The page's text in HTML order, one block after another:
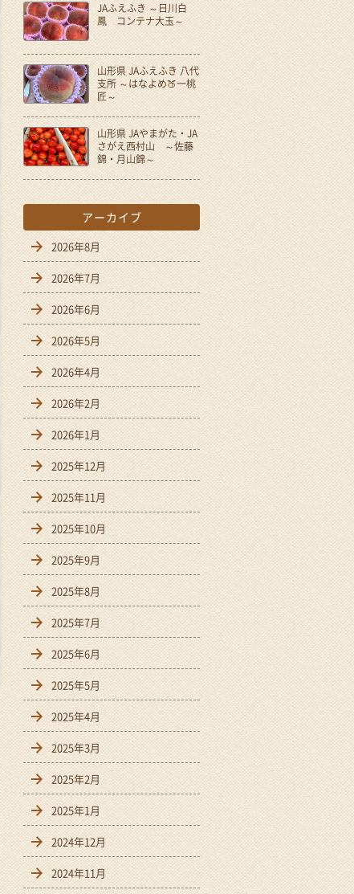
JAふえふき ～日川白
鳳 コンテナ大玉～
山形県 JAふえふき 八代
支所 ～はなよめ🍑一桃
匠～
山形県 JAやまがた・JA
さがえ西村山 ～佐藤
錦・月山錦～
アーカイブ
2026年8月
2026年7月
2026年6月
2026年5月
2026年4月
2026年2月
2026年1月
2025年12月
2025年11月
2025年10月
2025年9月
2025年8月
2025年7月
2025年6月
2025年5月
2025年4月
2025年3月
2025年2月
2025年1月
2024年12月
2024年11月